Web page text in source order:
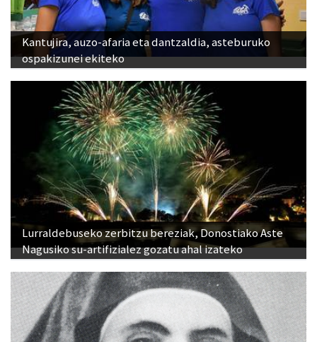
Kantujira, auzo-afaria eta dantzaldia, asteburuko
ospakizunei ekiteko
Lurraldebuseko zerbitzu bereziak, Donostiako Aste
Nagusiko su-artifizialez gozatu ahal izateko